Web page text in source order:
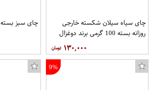
چای سیاه سیلان شکسته خارجی
روزانه بسته 100 گرمی برند دوغزال
۱۳۰,۰۰۰
چای سبز بسته 25 عددی برند دوغزال
9%